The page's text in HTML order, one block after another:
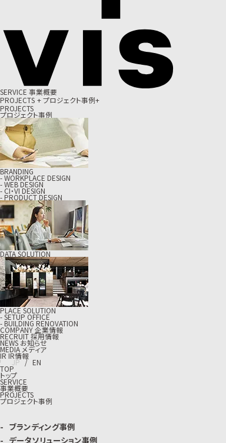
SERVICE 事業概要
PROJECTS +プロジェクト事例+
PROJECTS
プロジェクト事例
BRANDING
- WORKPLACE DESIGN
- WEB DESIGN
- CI・VI DESIGN
- PRODUCT DESIGN
DATA SOLUTION
PLACE SOLUTION
- SETUP OFFICE
- BUILDING RENOVATION
COMPANY企業情報
RECRUIT採用情報
NEWSお知らせ
MEDIAメディア
IRIR情報
JP / EN
TOP
トップ
SERVICE
事業概要
PROJECTS
プロジェクト事例
ブランディング事例
データソリューション事例